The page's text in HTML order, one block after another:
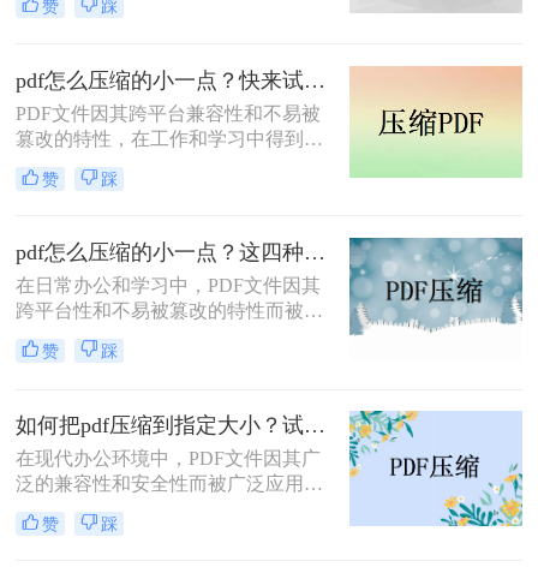
件压缩到最小，以便更高效地存储和
呢？本文将介绍三种实用的PDF压缩
方法。
赞 踩
pdf怎么压缩的小一点？快来试试这4种压缩方法！
PDF文件因其跨平台兼容性和不易被
篡改的特性，在工作和学习中得到了
广泛应用。然而，PDF文件有时体积
过大，不便于存储和传输。那么pdf怎
有效的PDF压缩方法。
赞 踩
pdf怎么压缩的小一点？这四种压缩方法了解一下
在日常办公和学习中，PDF文件因其
跨平台性和不易被篡改的特性而被广
泛使用。然而，有时PDF文件过大，
会给传输和存储带来不便。那么pdf怎
将PDF压缩得更小的方法。
赞 踩
如何把pdf压缩到指定大小？试试这4种压缩方法！
在现代办公环境中，PDF文件因其广
泛的兼容性和安全性而被广泛应用。
然而，当这些文件过大时，会带来传
输不便、占用过多存储空间等问题。
赞 踩